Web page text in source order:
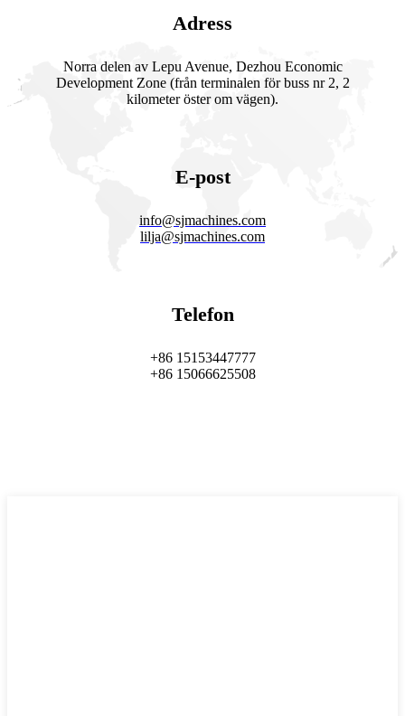
Adress
Norra delen av Lepu Avenue, Dezhou Economic
Development Zone (från terminalen för buss nr 2, 2
kilometer öster om vägen).
E-post
info@sjmachines.com
lilja@sjmachines.com
Telefon
+86 15153447777
+86 15066625508